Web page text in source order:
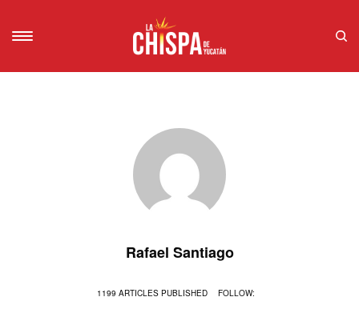
Rafael Santiago
1199 ARTICLES PUBLISHED FOLLOW: